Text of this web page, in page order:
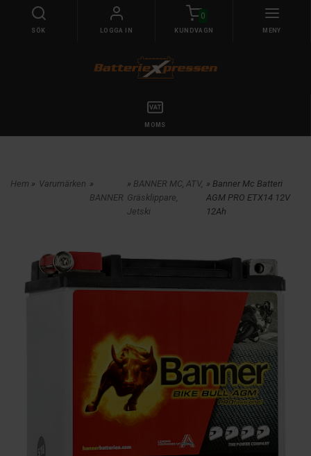
SÖK LOGGA IN
0
KUNDVAGN MENY
MOMS
Hem » Varumärken »
BANNER
» BANNER MC, ATV,
Gräsklippare,
Jetski
» Banner Mc Batteri
AGM PRO ETX14 12V
12Ah